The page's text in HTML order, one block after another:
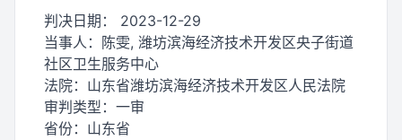
判决日期： 2023-12-29
当事人： 陈雯, 潍坊滨海经济技术开发区央子街道
社区卫生服务中心
法院： 山东省潍坊滨海经济技术开发区人民法院
审判类型： 一审
省份： 山东省